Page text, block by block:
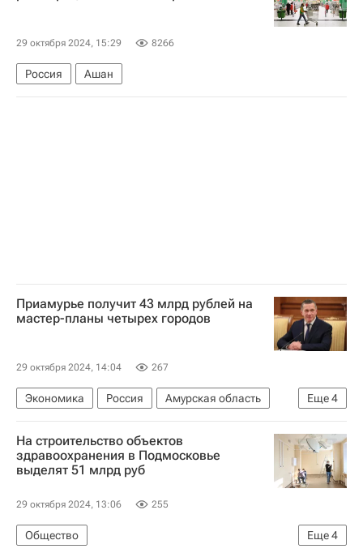
Криминал
Торговая недвижимость
Спортивные объекты
29 октября 2024, 15:29 8266
Россия Ашан
Приамурье получит 43 млрд рублей на
мастер-планы четырех городов
29 октября 2024, 14:04 267
Еще4
Экономика Россия
Амурская область
Благовещенск
Юрий Трутнев
Строительство
Градостроительство
На строительство объектов
здравоохранения в Подмосковье
выделят 51 млрд руб
29 октября 2024, 13:06 255
Еще4
Общество